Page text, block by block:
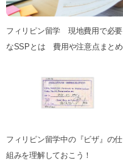
フィリピン留学 現地費用で必要
なSSPとは 費用や注意点まとめ
フィリピン留学中の『ビザ』の仕
組みを理解しておこう！